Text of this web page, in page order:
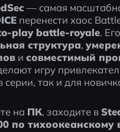
— самая
перенести хаос
play battle-royale
структура,
и совместимый
игру
серии, так и для
на ПК, заходите в
по тихоокеанскому